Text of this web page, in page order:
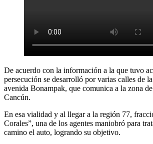
De acuerdo con la información a la que tuvo
persecución se desarrolló por varias calles de
avenida Bonampak, que comunica a la zona
Cancún.
En esa vialidad y al llegar a la región 77,
Corales”, una de los agentes maniobró para
camino el auto, logrando su objetivo.